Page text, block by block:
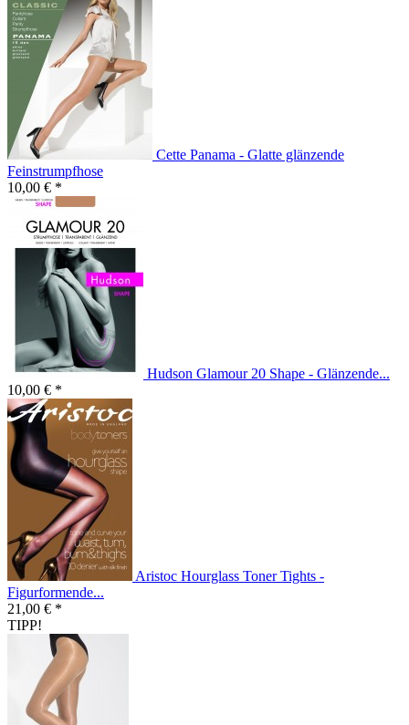
Cette Panama - Glatte glänzende
Feinstrumpfhose
10,00 € *
Hudson Glamour 20 Shape - Glänzende...
10,00 € *
Aristoc Hourglass Toner Tights -
Figurformende...
21,00 € *
TIPP!